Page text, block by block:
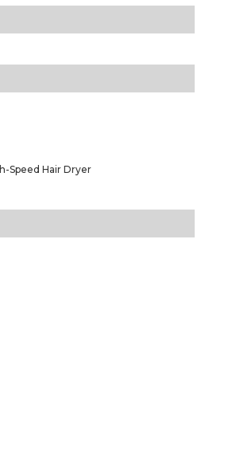
Speed Hair Dryer